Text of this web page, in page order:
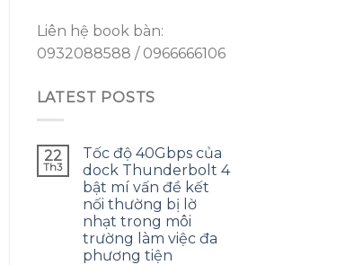
Liên hệ book bàn:
0932088588 / 0966666106
LATEST POSTS
22
Th3
Tốc độ 40Gbps của
dock Thunderbolt 4
bật mí vấn đề kết
nối thường bị lờ
nhạt trong môi
trường làm việc đa
phương tiện